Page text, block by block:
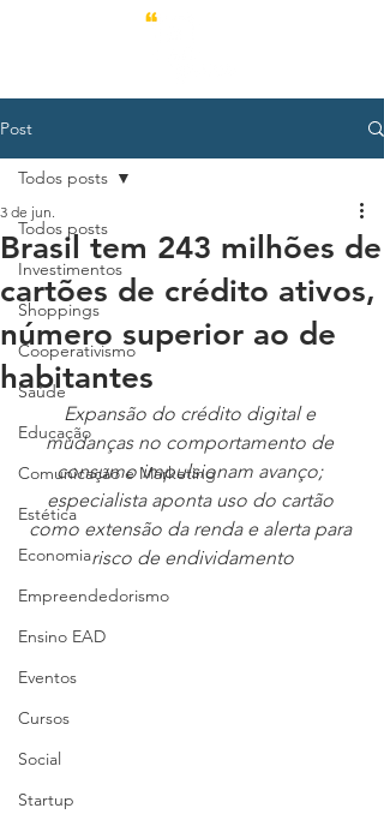
Post
Todos posts
Investimentos
Shoppings
Cooperativismo
Saúde
Educação
Comunicação e Marketing
Estética
Economia
Empreendedorismo
Ensino EAD
Eventos
Cursos
Social
Startup
Todos posts
Brasil tem 243 milhões de
cartões de crédito ativos,
número superior ao de
habitantes
3 de jun.
Expansão do crédito digital e
mudanças no comportamento de
consumo impulsionam avanço;
especialista aponta uso do cartão
como extensão da renda e alerta para
risco de endividamento